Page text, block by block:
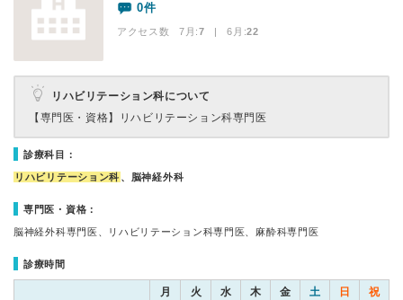
0件
アクセス数 7月:7 | 6月:22
リハビリテーション科について
【専門医・資格】
リハビリテーション科専門医
診療科目：
リハビリテーション科 、脳神経外科
専門医・資格：
脳神経外科専門医、リハビリテーション科専門医、麻酔科専門医
診療時間
月 火 水 木 金 土 日 祝